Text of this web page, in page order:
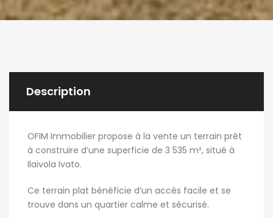
Description
OFIM Immobilier propose à la vente un terrain prêt
à construire d’une superficie de 3 535 m², situé à
Ilaivola Ivato.
Ce terrain plat bénéficie d’un accès facile et se
trouve dans un quartier calme et sécurisé.